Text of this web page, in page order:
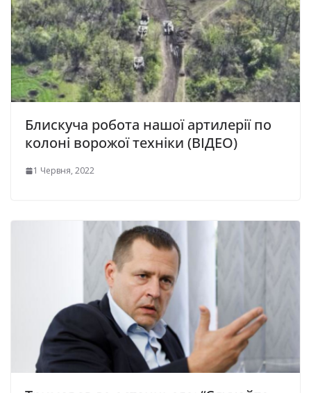
Блискуча робота нашої артилерії по
колоні ворожої техніки (ВІДЕО)
1 Червня, 2022